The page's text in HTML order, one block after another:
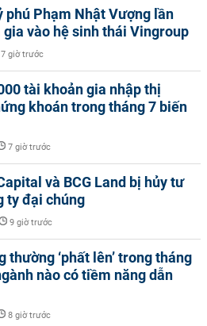
phú Phạm Nhật Vượng lần
vào hệ sinh thái Vingroup
7 giờ trước
tài khoản gia nhập thị
khoán trong tháng 7 biến
7 giờ trước
và BCG Land bị hủy tư
ty đại chúng
9 giờ trước
thường ‘phất lên’ trong tháng
nào có tiềm năng dẫn
8 giờ trước